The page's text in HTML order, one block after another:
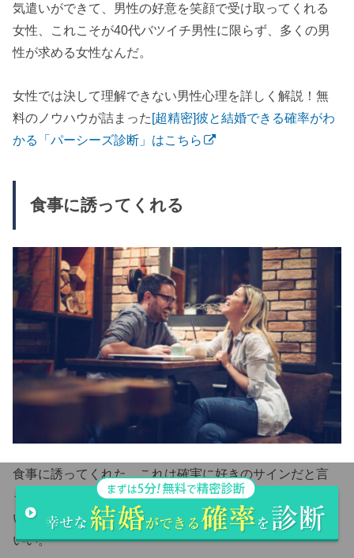
気遣いができて、男性の好意を笑顔で受け取ってくれる
女性、これこそが40代バツイチ男性に限らず、多くの男
性が求める女性なんだ。
女性では決して理解できない男性心理を詳しく解説！無
料のノウハウが詰まった[超精密]彼と結婚できる確率がわ
かる「パーシーズ診断」はこちら
食事に誘ってくれる
食事に誘ってくれた、これは確実に好きのサインだと言
っていいだろう。
いや、恋に落ちる瞬間を迎えての食事の誘いだと思って
いい。